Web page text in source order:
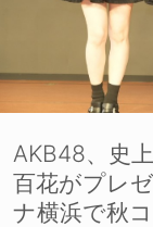
AKB48、史
百花がプレ
ナ横浜で秋